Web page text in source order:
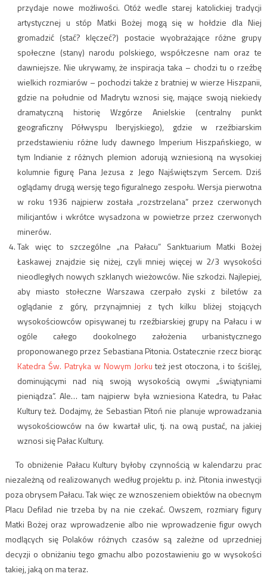
przydaje nowe możliwości. Otóż wedle starej katolickiej tradycji
artystycznej u stóp Matki Bożej mogą się w hołdzie dla Niej
gromadzić (stać? klęczeć?) postacie wyobrażające różne grupy
społeczne (stany) narodu polskiego, współczesne nam oraz te
dawniejsze. Nie ukrywamy, że inspiracja taka – chodzi tu o rzeźbę
wielkich rozmiarów – pochodzi także z bratniej w wierze Hiszpanii,
gdzie na południe od Madrytu wznosi się, mające swoją niekiedy
dramatyczną historię Wzgórze Anielskie (centralny punkt
geograficzny Półwyspu Iberyjskiego), gdzie w rzeźbiarskim
przedstawieniu różne ludy dawnego Imperium Hiszpańskiego, w
tym Indianie z różnych plemion adorują wzniesioną na wysokiej
kolumnie figurę Pana Jezusa z Jego Najświętszym Sercem. Dziś
oglądamy drugą wersję tego figuralnego zespołu. Wersja pierwotna
w roku 1936 najpierw została „rozstrzelana” przez czerwonych
milicjantów i wkrótce wysadzona w powietrze przez czerwonych
minerów.
Tak więc to szczególne „na Pałacu” Sanktuarium Matki Bożej
Łaskawej znajdzie się niżej, czyli mniej więcej w 2/3 wysokości
nieodległych nowych szklanych wieżowców. Nie szkodzi. Najlepiej,
aby miasto stołeczne Warszawa czerpało zyski z biletów za
oglądanie z góry, przynajmniej z tych kilku bliżej stojących
wysokościowców opisywanej tu rzeźbiarskiej grupy na Pałacu i w
ogóle całego dookolnego założenia urbanistycznego
proponowanego przez Sebastiana Pitonia. Ostatecznie rzecz biorąc
Katedra Św. Patryka w Nowym Jorku też jest otoczona, i to ściślej,
dominującymi nad nią swoją wysokością owymi „świątyniami
pieniądza”. Ale… tam najpierw była wzniesiona Katedra, tu Pałac
Kultury też. Dodajmy, że Sebastian Pitoń nie planuje wprowadzania
wysokościowców na ów kwartał ulic, tj. na ową pustać, na jakiej
wznosi się Pałac Kultury.
To obniżenie Pałacu Kultury byłoby czynnością w kalendarzu prac
niezależną od realizowanych według projektu p. inż. Pitonia inwestycji
poza obrysem Pałacu. Tak więc ze wznoszeniem obiektów na obecnym
Placu Defilad nie trzeba by na nie czekać. Owszem, rozmiary figury
Matki Bożej oraz wprowadzenie albo nie wprowadzenie figur owych
modlących się Polaków różnych czasów są zależne od uprzedniej
decyzji o obniżaniu tego gmachu albo pozostawieniu go w wysokości
takiej, jaką on ma teraz.